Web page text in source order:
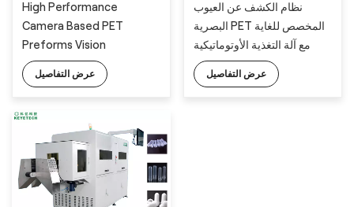
High Performance
Camera Based PET
Preforms Vision
Inspection System with
Full Automatic Feeding
عرض التفاصيل
نظام الكشف عن العيوب
البصرية PET المخصص للغاية
مع آلة التغذية الأوتوماتيكية
الكاملة
عرض التفاصيل